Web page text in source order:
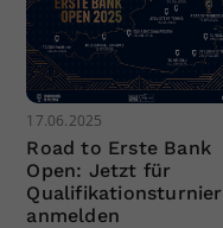
17.06.2025
Road to Erste Bank
Open: Jetzt für
anmelden